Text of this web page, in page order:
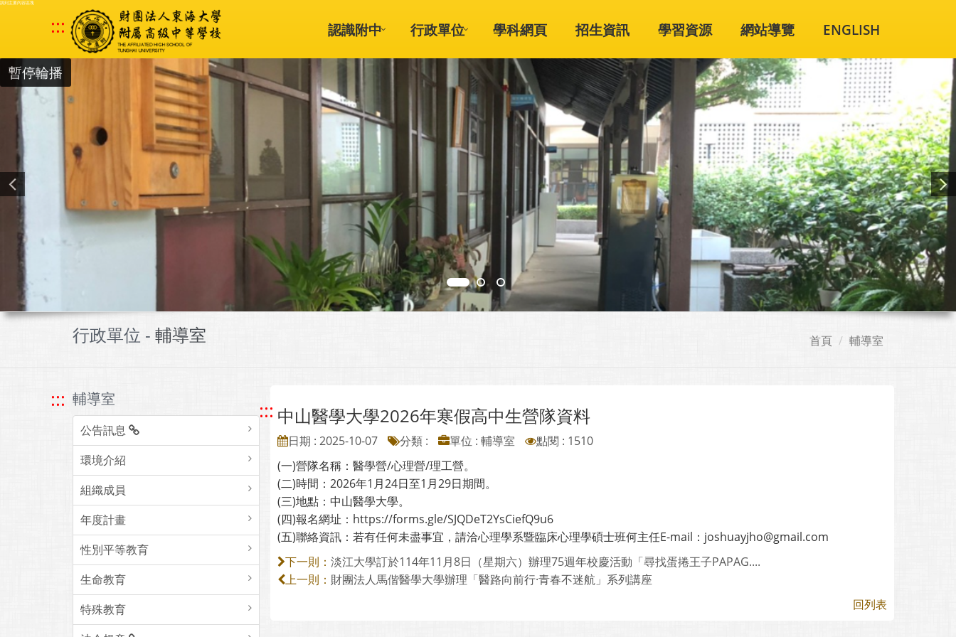
跳到主要內容區塊
::: 認識附中 行政單位 學科網頁 招生資訊 學習資源 網站導覽 ENGLISH
暫停輪播
行政單位 - 輔導室 首頁 輔導室
::: 輔導室
公告訊息
環境介紹
組織成員
年度計畫
性別平等教育
生命教育
特殊教育
::: 中山醫學大學2026年寒假高中生營隊資料
日期 : 2025-10-07 分類 : 單位 : 輔導室
點閱 : 1510
(一)營隊名稱：醫學營/心理營/理工營。
(二)時間：2026年1月24日至1月29日期間。
(三)地點：中山醫學大學。
(四)報名網址：https://forms.gle/SJQDeT2YsCiefQ9u6
(五)聯絡資訊：若有任何未盡事宜，請洽心理學系暨臨床心理學碩士班何主任E-mail：joshuayjho@gmail.com
下一則： 淡江大學訂於114年11月8日（星期六）辦理75週年校慶活動「尋找蛋捲王子PAPAG....
上一則： 財團法人馬偕醫學大學辦理「醫路向前行·青春不迷航」系列講座
回列表